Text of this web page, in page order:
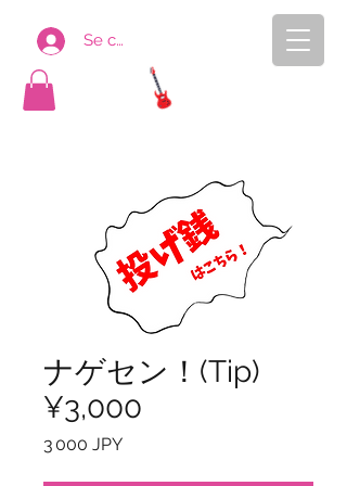
Se connecter
ナゲセン！(Tip)
¥3,000
3 000 JPYPrix